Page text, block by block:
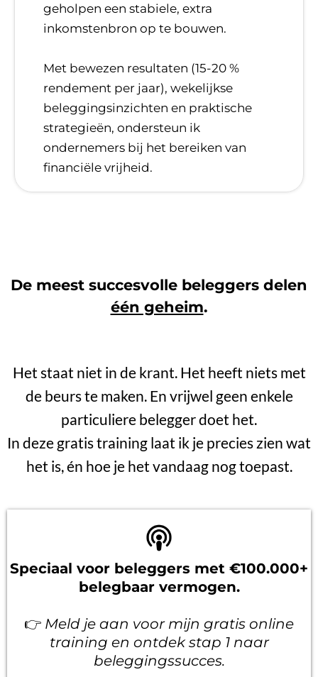
geholpen een stabiele, extra
inkomstenbron op te bouwen.
​Met bewezen resultaten (15-20 %
rendement per jaar), wekelijkse
beleggingsinzichten en praktische
strategieën, ondersteun ik
ondernemers bij het bereiken van
financiële vrijheid.
De meest succesvolle beleggers delen
één geheim.
Het staat niet in de krant. Het heeft niets met
de beurs te maken. En vrijwel geen enkele
particuliere belegger doet het.
In deze gratis training laat ik je precies zien wat
het is, én hoe je het vandaag nog toepast.
Speciaal voor beleggers met €100.000+
belegbaar vermogen.
👉 Meld je aan voor mijn gratis online
training en ontdek stap 1 naar
beleggingssucces.